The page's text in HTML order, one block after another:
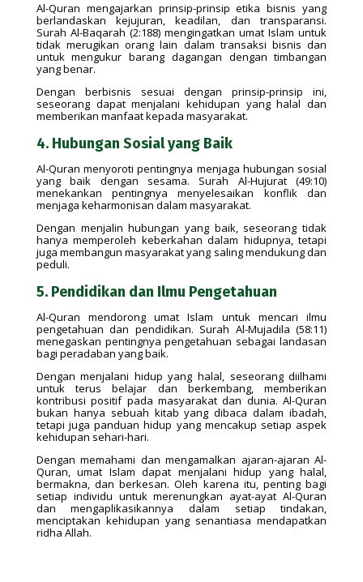
Al-Quran mengajarkan prinsip-prinsip etika bisnis yang
berlandaskan kejujuran, keadilan, dan transparansi.
Surah Al-Baqarah (2:188) mengingatkan umat Islam untuk
tidak merugikan orang lain dalam transaksi bisnis dan
untuk mengukur barang dagangan dengan timbangan
yang benar.
Dengan berbisnis sesuai dengan prinsip-prinsip ini,
seseorang dapat menjalani kehidupan yang halal dan
memberikan manfaat kepada masyarakat.
4. Hubungan Sosial yang Baik
Al-Quran menyoroti pentingnya menjaga hubungan sosial
yang baik dengan sesama. Surah Al-Hujurat (49:10)
menekankan pentingnya menyelesaikan konflik dan
menjaga keharmonisan dalam masyarakat.
Dengan menjalin hubungan yang baik, seseorang tidak
hanya memperoleh keberkahan dalam hidupnya, tetapi
juga membangun masyarakat yang saling mendukung dan
peduli.
5. Pendidikan dan Ilmu Pengetahuan
Al-Quran mendorong umat Islam untuk mencari ilmu
pengetahuan dan pendidikan. Surah Al-Mujadila (58:11)
menegaskan pentingnya pengetahuan sebagai landasan
bagi peradaban yang baik.
Dengan menjalani hidup yang halal, seseorang diilhami
untuk terus belajar dan berkembang, memberikan
kontribusi positif pada masyarakat dan dunia. Al-Quran
bukan hanya sebuah kitab yang dibaca dalam ibadah,
tetapi juga panduan hidup yang mencakup setiap aspek
kehidupan sehari-hari.
Dengan memahami dan mengamalkan ajaran-ajaran Al-
Quran, umat Islam dapat menjalani hidup yang halal,
bermakna, dan berkesan. Oleh karena itu, penting bagi
setiap individu untuk merenungkan ayat-ayat Al-Quran
dan mengaplikasikannya dalam setiap tindakan,
menciptakan kehidupan yang senantiasa mendapatkan
ridha Allah.